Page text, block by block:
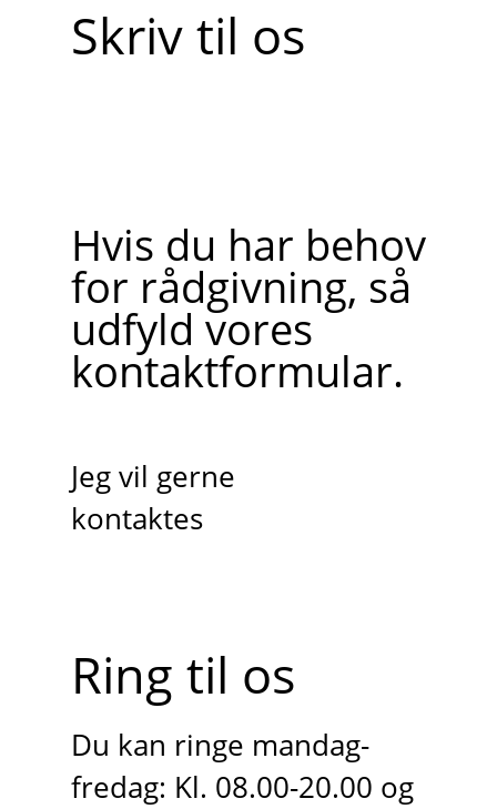
Skriv til os
Hvis du har behov
for rådgivning, så
udfyld vores
kontaktformular.
Jeg vil gerne
kontaktes
Ring til os
Du kan ringe mandag-
fredag: Kl. 08.00-20.00 og